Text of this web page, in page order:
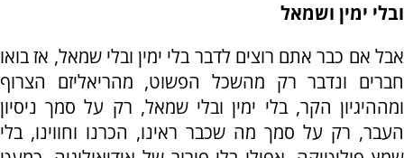
ובלי ימין ושמאל
אבל אם כבר אתם רוצים לדבר בלי ימין ובלי שמאל, אז בואו
חברים ונדבר רק מהשכל הפשוט, מהריאליזם הצרוף
ומההיגיון הקר, בלי ימין ובלי שמאל, רק על סמך ניסיון
העבר, רק על סמך מה שכבר ראינו, הכרנו וחווינו, בלי